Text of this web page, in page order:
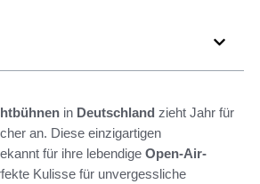
in Deutschland zieht Jahr für
an. Diese einzigartigen
für ihre lebendige Open-Air-
Kulisse für unvergessliche